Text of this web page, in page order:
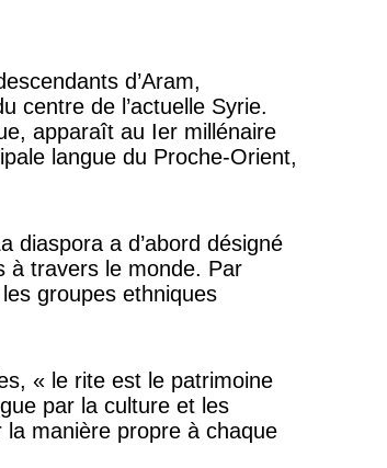
d’Aram,
centre de l’actuelle Syrie.
apparaît au Ier millénaire
langue du Proche-Orient,
diaspora a d’abord désigné
à travers le monde. Par
groupes ethniques
« le rite est le patrimoine
par la culture et les
la manière propre à chaque